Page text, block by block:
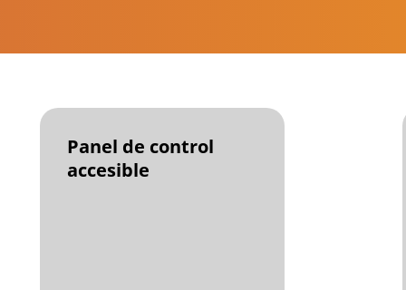
Panel de control
accesible